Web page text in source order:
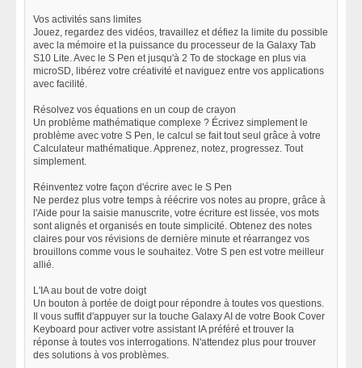
Vos activités sans limites
Jouez, regardez des vidéos, travaillez et défiez la limite du possible
avec la mémoire et la puissance du processeur de la Galaxy Tab
S10 Lite. Avec le S Pen et jusqu'à 2 To de stockage en plus via
microSD, libérez votre créativité et naviguez entre vos applications
avec facilité.
Résolvez vos équations en un coup de crayon
Un problème mathématique complexe ? Écrivez simplement le
problème avec votre S Pen, le calcul se fait tout seul grâce à votre
Calculateur mathématique. Apprenez, notez, progressez. Tout
simplement.
Réinventez votre façon d'écrire avec le S Pen
Ne perdez plus votre temps à réécrire vos notes au propre, grâce à
l'Aide pour la saisie manuscrite, votre écriture est lissée, vos mots
sont alignés et organisés en toute simplicité. Obtenez des notes
claires pour vos révisions de dernière minute et réarrangez vos
brouillons comme vous le souhaitez. Votre S pen est votre meilleur
allié.
L'IA au bout de votre doigt
Un bouton à portée de doigt pour répondre à toutes vos questions.
Il vous suffit d'appuyer sur la touche Galaxy AI de votre Book Cover
Keyboard pour activer votre assistant IA préféré et trouver la
réponse à toutes vos interrogations. N'attendez plus pour trouver
des solutions à vos problèmes.